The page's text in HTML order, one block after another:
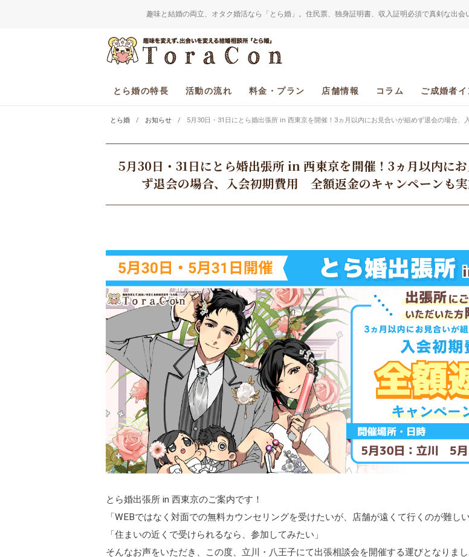
趣味と結婚の両立、オタク婚活なら「とら婚」。住民票、独身証明書、収入証明必須で真剣な出会
とら婚の特長 活動の流れ 料金・プラン 店舗情報 コラム ご成婚者
とら婚 お知らせ 5月30日・31日にとら婚出張所 in 西東京を開催！3ヵ月以内にお見合いが組めず退会の場合
5月30日・31日にとら婚出張所 in 西東京を開催！3ヵ月以内に
ず退会の場合、入会初期費用 全額返金のキャンペーンも
とら婚出張所 in 西東京のご案内です！
「WEBではなく対面での無料カウンセリングを受けたいが、店舗が遠くて行くのが難しい
「住まいの近くで受けられるなら、参加してみたい」
そんなお声をいただき、この度、立川・八王子にて出張相談会を開催する運びとなりまし